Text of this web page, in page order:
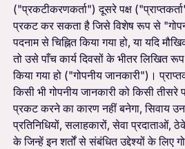
("प्रकटीकरणकर्ता") दूसरे पक्ष
प्रकट कर सकता है जिसे विशेष रूप से
पदनाम से चिह्नित किया गया हो, या यदि
तो उसे पाँच कार्य दिवसों के भीतर लिखित
किया गया हो ("गोपनीय जानकारी")।
किसी भी गोपनीय जानकारी को किसी तीसरे
प्रकट करने का कारण नहीं बनेगा, सिवाय उन
प्रतिनिधियों, सलाहकारों, सेवा प्रदाताओं,
के जिन्हें इन शर्तों से संबंधित उद्देश्यों के लिए